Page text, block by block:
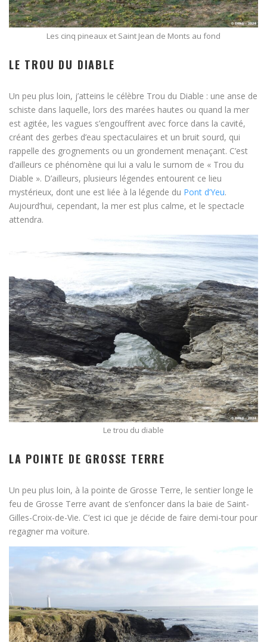
Les cinq pineaux et Saint Jean de Monts au fond
LE TROU DU DIABLE
Un peu plus loin, j’atteins le célèbre Trou du Diable : une anse de
schiste dans laquelle, lors des marées hautes ou quand la mer
est agitée, les vagues s’engouffrent avec force dans la cavité,
créant des gerbes d’eau spectaculaires et un bruit sourd, qui
rappelle des grognements ou un grondement menaçant. C’est
d’ailleurs ce phénomène qui lui a valu le surnom de « Trou du
Diable ». D’ailleurs, plusieurs légendes entourent ce lieu
mystérieux, dont une est liée à la légende du Pont d’Yeu.
Aujourd’hui, cependant, la mer est plus calme, et le spectacle
attendra.
Le trou du diable
LA POINTE DE GROSSE TERRE
Un peu plus loin, à la pointe de Grosse Terre, le sentier longe le
feu de Grosse Terre avant de s’enfoncer dans la baie de Saint-
Gilles-Croix-de-Vie. C’est ici que je décide de faire demi-tour pour
regagner ma voiture.